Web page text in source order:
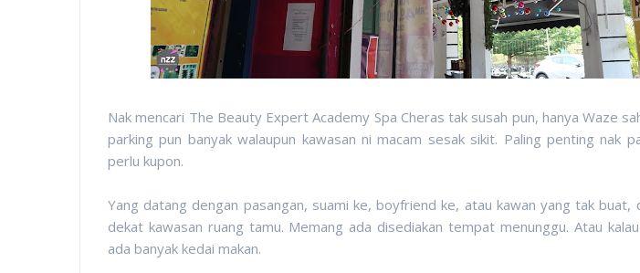
Nak mencari The Beauty Expert Academy Spa Cheras tak susah pun, hanya Waze
parking pun banyak walaupun kawasan ni macam sesak sikit. Paling penting nak
perlu kupon.
Yang datang dengan pasangan, suami ke, boyfriend ke, atau kawan yang tak buat,
dekat kawasan ruang tamu. Memang ada disediakan tempat menunggu. Atau
ada banyak kedai makan.